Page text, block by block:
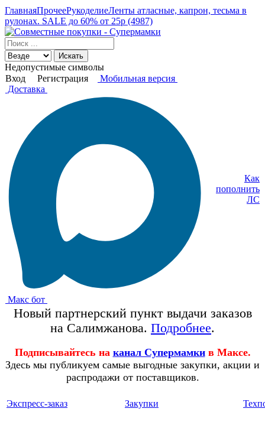
ГлавнаяПрочееРукоделиеЛенты атласные, капрон, тесьма в
рулонах. SALE до 60% от 25р (4987)
Искать
Недопустимые символы
Вход
Регистрация
Мобильная версия
Доставка
Макс бот
Как
пополнить
ЛС
Новый партнерский пункт выдачи заказов
на Салимжанова. Подробнее.
Подписывайтесь на канал Супермамки в Максе.
Здесь мы публикуем самые выгодные закупки, акции и
распродажи от поставщиков.
Экспресс-заказ Закупки